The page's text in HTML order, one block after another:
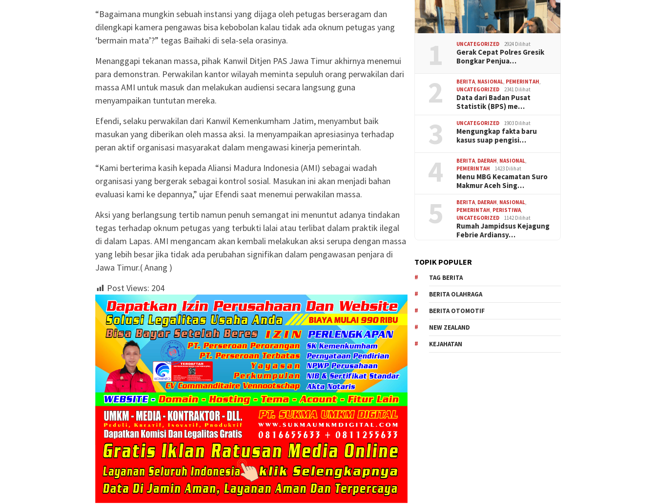
“Bagaimana mungkin sebuah instansi yang dijaga oleh petugas berseragam dan
dilengkapi kamera pengawas bisa kebobolan kalau tidak ada oknum petugas yang
‘bermain mata’?” tegas Baihaki di sela-sela orasinya.
Menanggapi tekanan massa, pihak Kanwil Ditjen PAS Jawa Timur akhirnya menemui
para demonstran. Perwakilan kantor wilayah meminta sepuluh orang perwakilan dari
massa AMI untuk masuk dan melakukan audiensi secara langsung guna
menyampaikan tuntutan mereka.
Efendi, selaku perwakilan dari Kanwil Kemenkumham Jatim, menyambut baik
masukan yang diberikan oleh massa aksi. Ia menyampaikan apresiasinya terhadap
peran aktif organisasi masyarakat dalam mengawasi kinerja pemerintah.
“Kami berterima kasih kepada Aliansi Madura Indonesia (AMI) sebagai wadah
organisasi yang bergerak sebagai kontrol sosial. Masukan ini akan menjadi bahan
evaluasi kami ke depannya,” ujar Efendi saat menemui perwakilan massa.
Aksi yang berlangsung tertib namun penuh semangat ini menuntut adanya tindakan
tegas terhadap oknum petugas yang terbukti lalai atau terlibat dalam praktik ilegal
di dalam Lapas. AMI mengancam akan kembali melakukan aksi serupa dengan massa
yang lebih besar jika tidak ada perubahan signifikan dalam pengawasan penjara di
Jawa Timur.( Anang )
Post Views: 204
1 UNCATEGORIZED 2924 Dilihat
Gerak Cepat Polres Gresik
Bongkar Penjua…
2 BERITA, NASIONAL, PEMERINTAH,
UNCATEGORIZED
2341 Dilihat
Data dari Badan Pusat
Statistik (BPS) me…
3 UNCATEGORIZED 1903 Dilihat
Mengungkap fakta baru
kasus suap pengisi…
4 BERITA, DAERAH, NASIONAL,
PEMERINTAH
1423 Dilihat
Menu MBG Kecamatan Suro
Makmur Aceh Sing…
5 BERITA, DAERAH, NASIONAL,
PEMERINTAH, PERISTIWA,
UNCATEGORIZED
1142 Dilihat
Rumah Jampidsus Kejagung
Febrie Ardiansy…
TOPIK POPULER
TAG BERITA
BERITA OLAHRAGA
BERITA OTOMOTIF
NEW ZEALAND
KEJAHATAN